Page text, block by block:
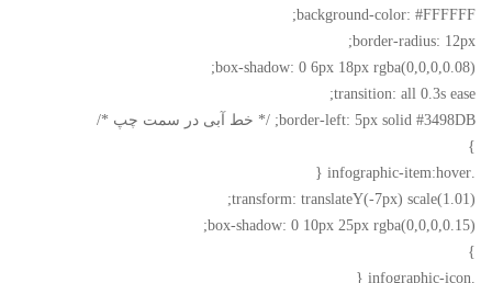
background-color: #FFFFFF;
border-radius: 12px;
box-shadow: 0 6px 18px rgba(0,0,0,0.08);
transition: all 0.3s ease;
border-left: 5px solid #3498DB; /* خط آبی در سمت چپ */
}
.infographic-item:hover {
transform: translateY(-7px) scale(1.01);
box-shadow: 0 10px 25px rgba(0,0,0,0.15);
}
.infographic-icon {